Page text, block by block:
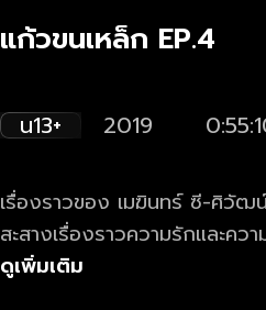
แก้วขนเหล็ก EP.4
น13+ 2019
เรื่องราวของ เมฆินทร์ ซี-ศิวั
สะสางเรื่องราวความรักและ
และ วิทวัส โอม-ฬชฏะ นามปาน
ดูเพิ่มเติม